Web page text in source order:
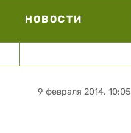
НОВОСТИ
9 февраля 2014, 10:05